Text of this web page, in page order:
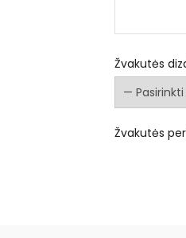
Žvakutės
Žvakutės